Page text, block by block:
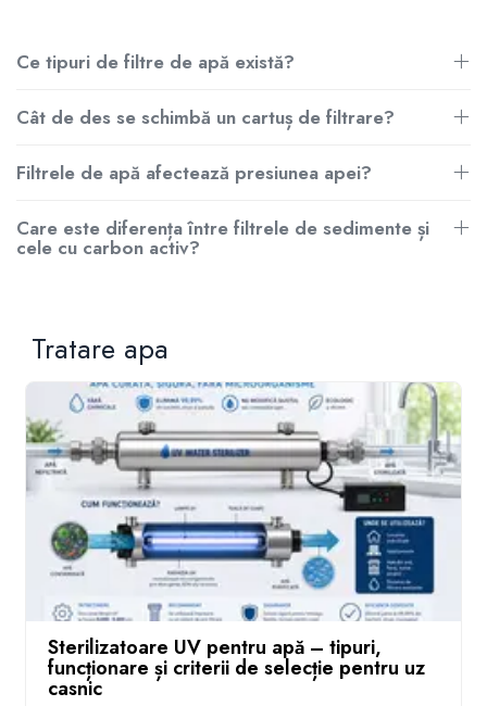
Ce tipuri de filtre de apă există?
Cât de des se schimbă un cartuș de filtrare?
Filtrele de apă afectează presiunea apei?
Care este diferența între filtrele de sedimente și
cele cu carbon activ?
Tratare apa
Sterilizatoare UV pentru apă – tipuri,
funcționare și criterii de selecție pentru uz
casnic